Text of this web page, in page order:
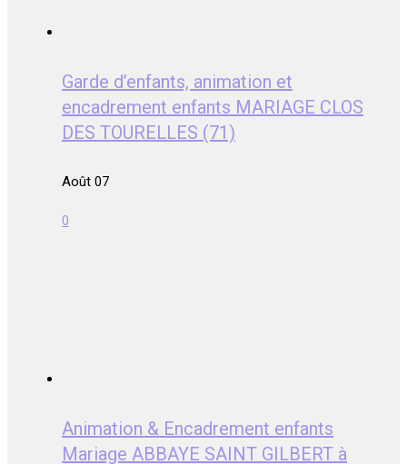
Garde d’enfants, animation et
encadrement enfants MARIAGE CLOS
DES TOURELLES (71)
Août 07
0
Animation & Encadrement enfants
Mariage ABBAYE SAINT GILBERT à